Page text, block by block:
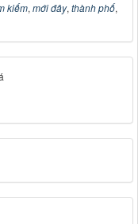
kiếm, mới đây, thành phố,